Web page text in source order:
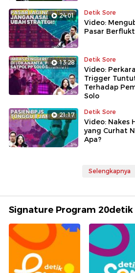
24:01 Detik Sore
Video:
Pasar
13:28 Detik Sore
Video:
Trigger
Terhadap
Solo
21:17 Detik Sore
Video: Nakes
yang Curhat
Apa?
Selengkapnya
Signature Program 20detik